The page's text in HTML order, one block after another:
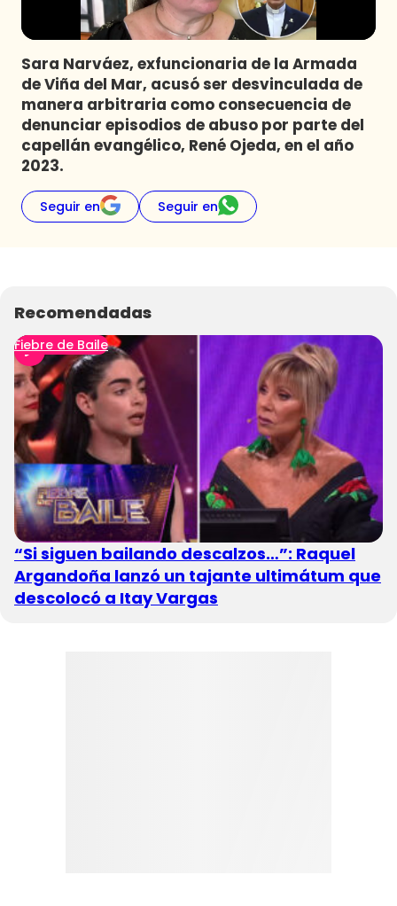
Sara Narváez, exfuncionaria de la Armada
de Viña del Mar, acusó ser desvinculada de
manera arbitraria como consecuencia de
denunciar episodios de abuso por parte del
capellán evangélico, René Ojeda, en el año
2023.
Seguir en Seguir en
Recomendadas
Fiebre de Baile
“Si siguen bailando descalzos…”: Raquel
Argandoña lanzó un tajante ultimátum que
descolocó a Itay Vargas
Contigo en Directo
Plan Perfecto
El Tiempo
Sabingo
Todos Los Programas